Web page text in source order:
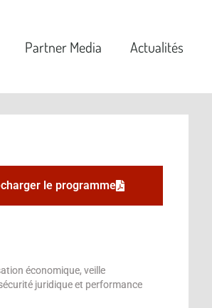
Partner Media Actualités
le programme
économique, veille
juridique et performance